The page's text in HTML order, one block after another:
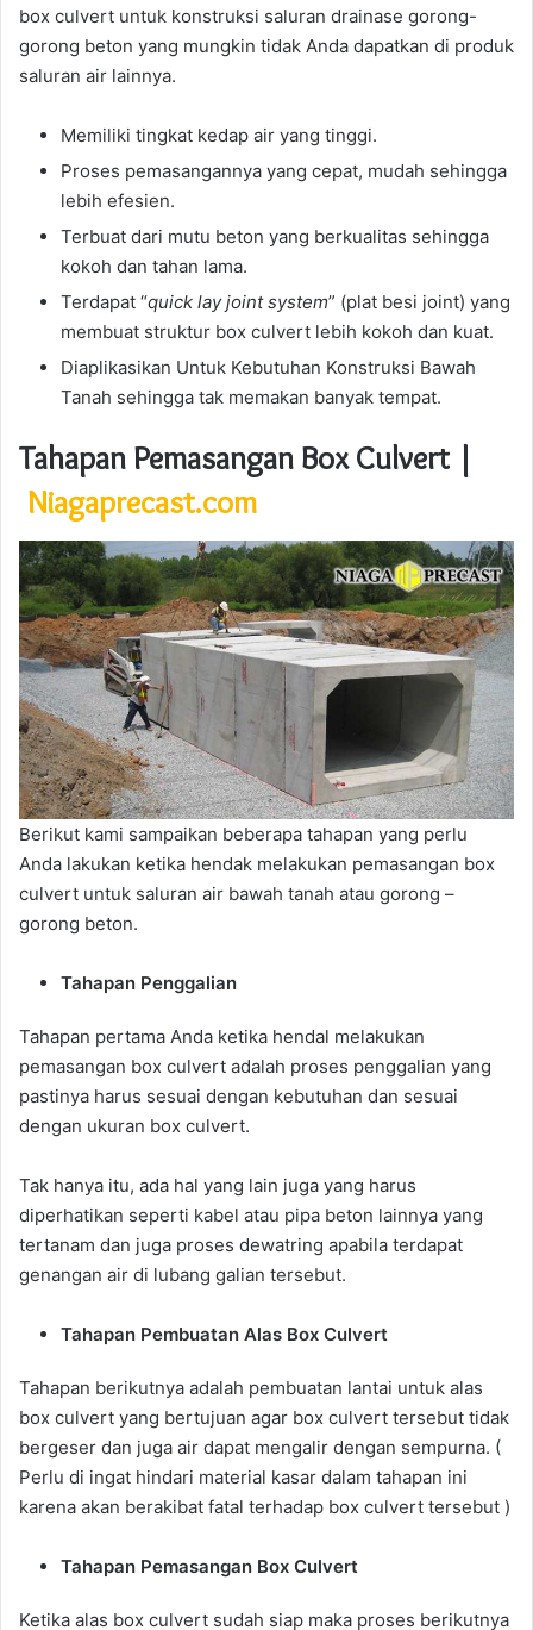
box culvert untuk konstruksi saluran drainase gorong-
gorong beton yang mungkin tidak Anda dapatkan di produk
saluran air lainnya.
Memiliki tingkat kedap air yang tinggi.
Proses pemasangannya yang cepat, mudah sehingga
lebih efesien.
Terbuat dari mutu beton yang berkualitas sehingga
kokoh dan tahan lama.
Terdapat “quick lay joint system” (plat besi joint) yang
membuat struktur box culvert lebih kokoh dan kuat.
Diaplikasikan Untuk Kebutuhan Konstruksi Bawah
Tanah sehingga tak memakan banyak tempat.
Tahapan Pemasangan Box Culvert |
Niagaprecast.com
Berikut kami sampaikan beberapa tahapan yang perlu
Anda lakukan ketika hendak melakukan pemasangan box
culvert untuk saluran air bawah tanah atau gorong –
gorong beton.
Tahapan Penggalian
Tahapan pertama Anda ketika hendal melakukan
pemasangan box culvert adalah proses penggalian yang
pastinya harus sesuai dengan kebutuhan dan sesuai
dengan ukuran box culvert.
Tak hanya itu, ada hal yang lain juga yang harus
diperhatikan seperti kabel atau pipa beton lainnya yang
tertanam dan juga proses dewatring apabila terdapat
genangan air di lubang galian tersebut.
Tahapan Pembuatan Alas Box Culvert
Tahapan berikutnya adalah pembuatan lantai untuk alas
box culvert yang bertujuan agar box culvert tersebut tidak
bergeser dan juga air dapat mengalir dengan sempurna. (
Perlu di ingat hindari material kasar dalam tahapan ini
karena akan berakibat fatal terhadap box culvert tersebut )
Tahapan Pemasangan Box Culvert
Ketika alas box culvert sudah siap maka proses berikutnya